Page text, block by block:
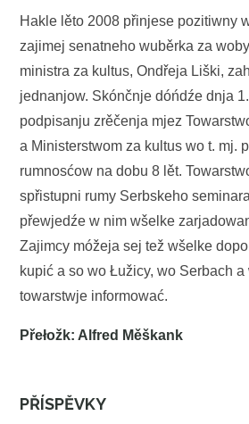
Hakle lěto 2008 přinjese pozitiwny
zajimej senatneho wuběrka za
ministra za kultus, Ondřeja Liški,
jednanjow. Skónčnje dóńdźe dnja
podpisanju zrěčenja mjez
a Ministerstwom za kultus wo t. mj.
rumnosćow na dobu 8 lět.
spřistupni rumy Serbskeho
přewjedźe w nim wšelke
Zajimcy móžeja sej tež wšelke
kupić a so wo Łužicy, wo Serbach a
towarstwje informować.
Přełožk: Alfred Měškank
PŘÍSPĚVKY